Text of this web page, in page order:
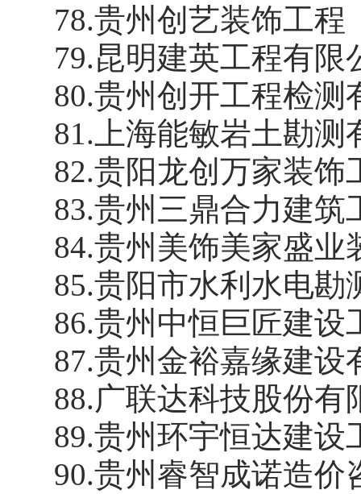
78.贵州创艺装饰工程
79.昆明建英工程有限
80.贵州创开工程检测
81. 上海能敏岩土勘测
82.贵阳龙创万家装饰
83.贵州三鼎合力建筑
84.贵州美饰美家盛业
85.贵阳市水利水电勘
86.贵州中恒巨匠建设
87.贵州金裕嘉缘建设
88.广联达科技股份有
89.贵州环宇恒达建设
90.贵州睿智成诺造价